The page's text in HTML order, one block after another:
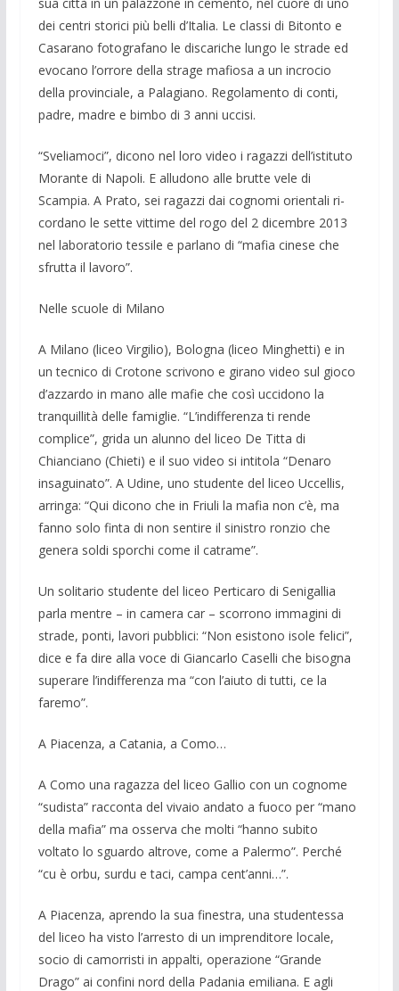
dei centri storici più belli d’Ita­lia. Le classi di Bitonto e
Casarano foto­grafano le discariche lungo le strade ed
evocano l’orrore della strage mafiosa a un incrocio
della provinciale, a Palagiano. Regolamento di conti,
padre, madre e bimbo di 3 anni uccisi.
“Sveliamoci”, dicono nel loro video i ragazzi dell’istituto
Morante di Napoli. E alludono alle brutte vele di
Scampia. A Prato, sei ragazzi dai cognomi orientali ri­
cordano le sette vittime del rogo del 2 di­cembre 2013
nel laboratorio tessile e par­lano di “mafia cinese che
sfrutta il lavoro”.
Nelle scuole di Milano
A Milano (liceo Virgilio), Bologna (li­ceo Minghetti) e in
un tecnico di Crotone scrivono e girano video sul gioco
d’azzar­do in mano alle mafie che così uccidono la
tranquillità delle famiglie. “L’indiffe­renza ti rende
complice”, grida un alunno del liceo De Titta di
Chianciano (Chieti) e il suo video si intitola “Denaro
insaguina­to”. A Udine, uno studente del liceo Uc­cellis,
arringa: “Qui dicono che in Friuli la mafia non c’è, ma
fanno solo finta di non sentire il sinistro ronzio che
genera soldi sporchi come il catrame”.
Un solitario studente del liceo Perticaro di Senigallia
parla mentre – in camera car – scorrono immagini di
strade, ponti, lavo­ri pubblici: “Non esistono isole felici”,
dice e fa dire alla voce di Giancarlo Ca­selli che bisogna
superare l’indifferenza ma “con l’aiuto di tutti, ce la
faremo”.
A Piacenza, a Catania, a Como…
A Como una ragazza del liceo Gallio con un cognome
“sudista” racconta del vivaio an­dato a fuoco per “mano
della mafia” ma osserva che molti “hanno subito
voltato lo sguardo altrove, come a Palermo”. Perché
“cu è orbu, surdu e taci, campa cent’anni…”.
A Piacenza, aprendo la sua finestra, una studentessa
del liceo ha visto l’arresto di un imprenditore locale,
socio di camorristi in appalti, operazione “Grande
Drago” ai confini nord della Padania emiliana. E agli